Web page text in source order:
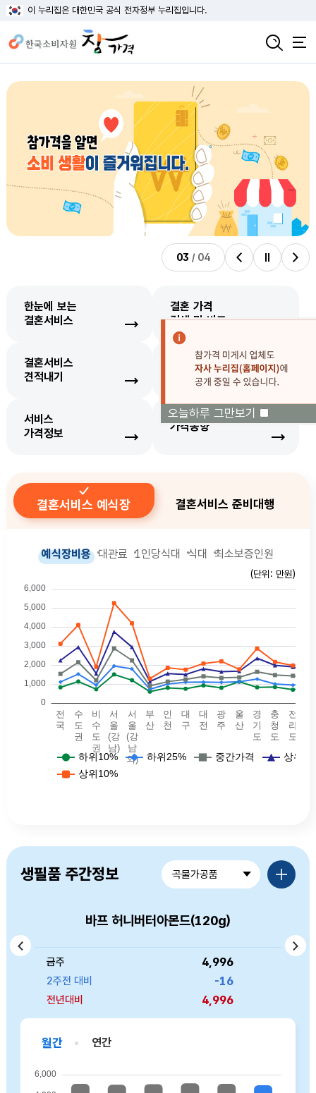
이 누리집은 대한민국 공식 전자정부 누리집입니다.
오늘하루 그만보기
03 / 04
한눈에 보는
결혼서비스
결혼 가격
검색 및 비교
결혼서비스
견적내기
생필품
가격정보
서비스
가격정보
가격동향
결혼서비스 예식장
예식장비용 대관료 1인당식대 식대 최소보증인원
(단위: 만원)
결혼서비스 준비대행
생필품 주간정보 곡물가공품
바프 허니버터아몬드(120g)
금주 4,996
2주전 대비 -16
전년대비 4,996
머거본 볶음땅콩(300g)
금주 6,146
2주전 대비 757
전년대비 6,146
백설 소면(900g)
금주 3,309
2주전 대비 44
전년대비 3,309
옛날국수 소면(900g)
금주 4,286
2주전 대비 474
전년대비 4,286
고향만두(900g)
금주 8,940
2주전 대비 0
전년대비 8,940
월간 연간